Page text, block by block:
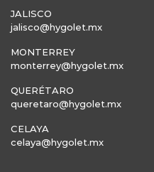
JALISCO
jalisco@hygolet.mx
MONTERREY
monterrey@hygolet.mx
QUERÉTARO
queretaro@hygolet.mx
CELAYA
celaya@hygolet.mx